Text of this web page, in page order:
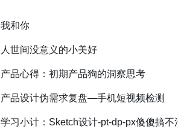
我和你
人世间没意义的小美好
产品心得：初期产品狗的洞察思考
产品设计伪需求复盘—手机短视频检测
学习小计：Sketch设计-pt-dp-px傻傻搞不